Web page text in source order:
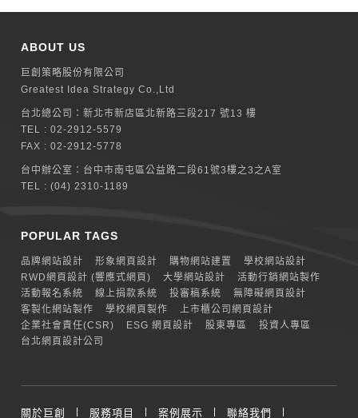
ABOUT US
巨創策略股份有限公司
Greatest Idea Strategy Co.,Ltd
台北總公司：新北巿新店區北新路三段217 號13 樓
TEL :02-2912-5579
FAX : 02-2912-5778
台中辦公室： 台中市南屯區公益路二段61號3樓之3之A室
TEL :(04) 2310-1189
POPULAR TAGS
品牌網站設計 形象網頁設計 購物網站建置
學校網站設計
RWD網頁設計 (響應式網頁)
大學網站設計
活動行銷網站製作
活動報名系統
線上捐款系統 投審稿系統
無障礙網頁設計
客製化網站製作
學校網頁製作
上市櫃公司網頁設計
企業社會責任(CSR)
ESG 網頁設計 股東專區
投資人專區
台北網頁設計公司
關於巨創 服務項目 案例展示 聯絡我們